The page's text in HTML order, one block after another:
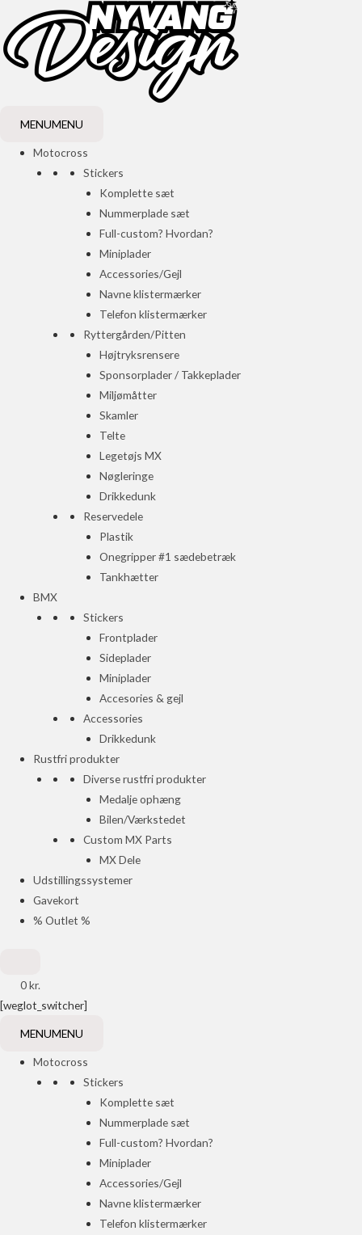
MENUMENU
Motocross
Stickers
Komplette sæt
Nummerplade sæt
Full-custom? Hvordan?
Miniplader
Accessories/Gejl
Navne klistermærker
Telefon klistermærker
Ryttergården/Pitten
Højtryksrensere
Sponsorplader / Takkeplader
Miljømåtter
Skamler
Telte
Legetøjs MX
Nøgleringe
Drikkedunk
Reservedele
Plastik
Onegripper #1 sædebetræk
Tankhætter
BMX
Stickers
Frontplader
Sideplader
Miniplader
Accesories & gejl
Accessories
Drikkedunk
Rustfri produkter
Diverse rustfri produkter
Medalje ophæng
Bilen/Værkstedet
Custom MX Parts
MX Dele
Udstillingssystemer
Gavekort
% Outlet %
0kr.
[weglot_switcher]
MENUMENU
Motocross
Stickers
Komplette sæt
Nummerplade sæt
Full-custom? Hvordan?
Miniplader
Accessories/Gejl
Navne klistermærker
Telefon klistermærker